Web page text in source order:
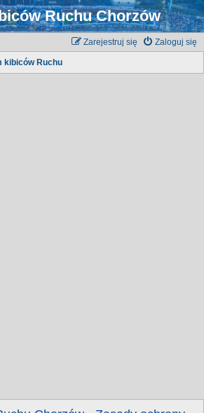
Ruchu Chorzów
Zaloguj się
Zarejestruj się
kibiców Ruchu